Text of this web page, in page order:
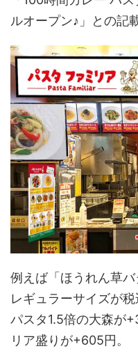
ルオープン♪」との記
例えば「ほうれん草
レギュラーサイズが税
パスタ1.5倍の大森が
リア盛りが+605円。